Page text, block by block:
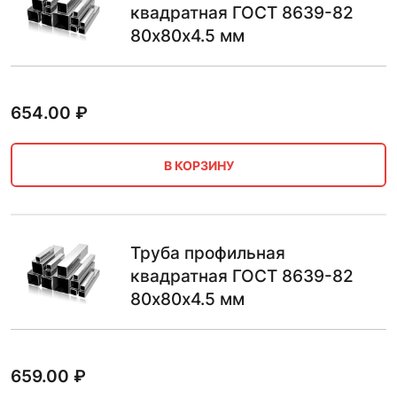
квадратная ГОСТ 8639-82
80х80х4.5 мм
654.00 ₽
В КОРЗИНУ
Труба профильная
квадратная ГОСТ 8639-82
80х80х4.5 мм
659.00 ₽